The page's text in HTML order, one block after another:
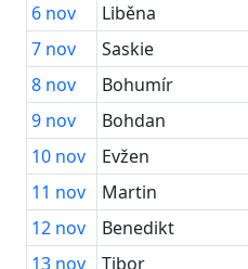
6 nov
Liběna
7 nov
Saskie
8 nov
Bohumír
9 nov
Bohdan
10 nov
Evžen
11 nov
Martin
12 nov
Benedikt
13 nov
Tibor